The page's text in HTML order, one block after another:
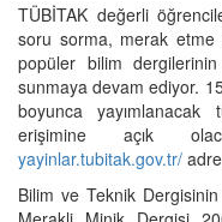
TÜBİTAK değerli
soru sorma, merak etme
popüler bilim
sunmaya devam ediyor.
boyunca
erişimine açık
yayinlar.tubitak.gov.tr/
Bilim ve Teknik